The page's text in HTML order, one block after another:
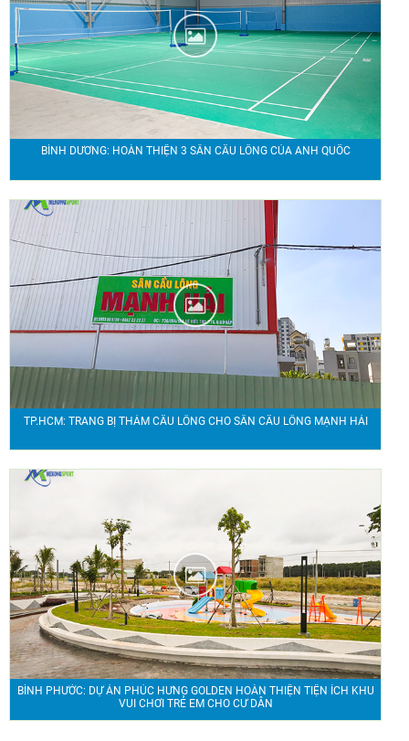
BÌNH DƯƠNG: HOÀN THIỆN 3 SÂN CẦU LÔNG CỦA ANH QUỐC
TP.HCM: TRANG BỊ THẢM CẦU LÔNG CHO SÂN CẦU LÔNG MẠNH HẢI
BÌNH PHƯỚC: DỰ ÁN PHÚC HƯNG GOLDEN HOÀN THIỆN TIỆN ÍCH KHU
VUI CHƠI TRẺ EM CHO CƯ DÂN